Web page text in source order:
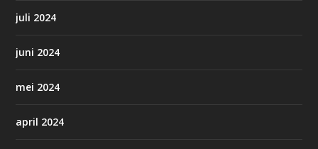
juli 2024
juni 2024
mei 2024
april 2024